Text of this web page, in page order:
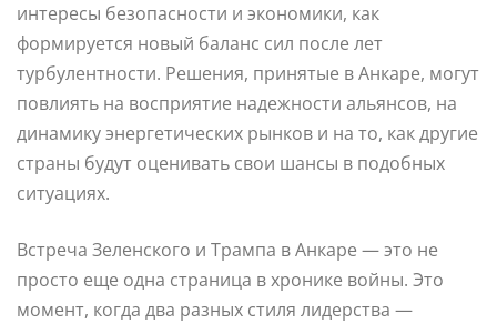
интересы безопасности и экономики, как
формируется новый баланс сил после лет
турбулентности. Решения, принятые в Анкаре, могут
повлиять на восприятие надежности альянсов, на
динамику энергетических рынков и на то, как другие
страны будут оценивать свои шансы в подобных
ситуациях.
Встреча Зеленского и Трампа в Анкаре — это не
просто еще одна страница в хронике войны. Это
момент, когда два разных стиля лидерства —